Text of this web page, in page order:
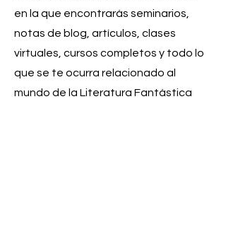
en la que encontrarás seminarios,
notas de blog, artículos, clases
virtuales, cursos completos y todo lo
que se te ocurra relacionado al
mundo de la Literatura Fantástica